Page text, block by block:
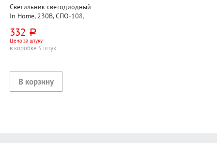
Светильник светодиодный
In Home, 230В, СПО-108,
Вт, 600мм, 1440лм, степень
защиты IP40
332 руб.
Цена за штуку
в коробке 5 штук